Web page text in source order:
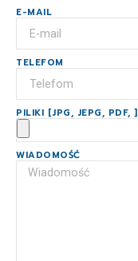
E-MAIL
TELEFOM
PILIKI [JPG, JEPG, PDF, ]
WIADOMOŚĆ